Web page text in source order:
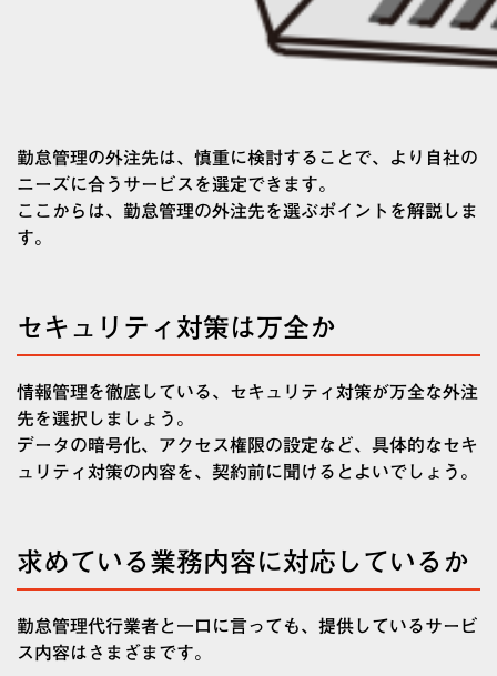
勤怠管理の外注先は、慎重に検討することで、より自社の
ニーズに合うサービスを選定できます。
ここからは、勤怠管理の外注先を選ぶポイントを解説しま
す。
セキュリティ対策は万全か
情報管理を徹底している、セキュリティ対策が万全な外注
先を選択しましょう。
データの暗号化、アクセス権限の設定など、具体的なセキ
ュリティ対策の内容を、契約前に聞けるとよいでしょう。
求めている業務内容に対応しているか
勤怠管理代行業者と一口に言っても、提供しているサービ
ス内容はさまざまです。